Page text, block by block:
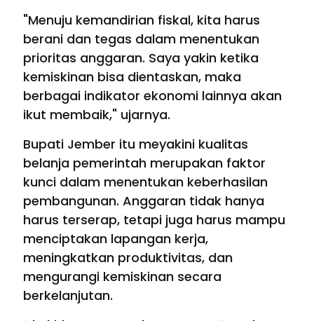
"Menuju kemandirian fiskal, kita harus
berani dan tegas dalam menentukan
prioritas anggaran. Saya yakin ketika
kemiskinan bisa dientaskan, maka
berbagai indikator ekonomi lainnya akan
ikut membaik," ujarnya.
Bupati Jember itu meyakini kualitas
belanja pemerintah merupakan faktor
kunci dalam menentukan keberhasilan
pembangunan. Anggaran tidak hanya
harus terserap, tetapi juga harus mampu
menciptakan lapangan kerja,
meningkatkan produktivitas, dan
mengurangi kemiskinan secara
berkelanjutan.